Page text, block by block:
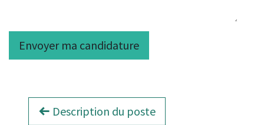
Envoyer ma candidature
Description du poste